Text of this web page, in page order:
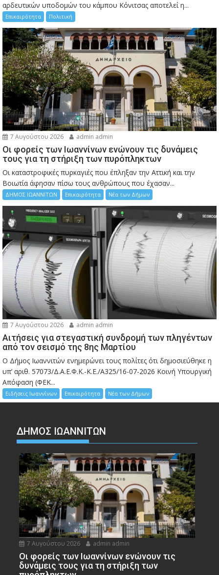
αρδευτικών υποδομών του κάμπου Κόνιτσας αποτελεί η...
Επικαιρότητα Πολιτική
7 Αυγούστου 2026 admin admin
Οι φορείς των Ιωαννίνων ενώνουν τις δυνάμεις
τους για τη στήριξη των πυρόπληκτων
Οι καταστροφικές πυρκαγιές που έπληξαν την Αττική και την
Bοιωτία άφησαν πίσω τους ανθρώπους που έχασαν...
ΔΗΜΟΣ ΙΩΑΝΝΙΤΩΝ Επικαιρότητα Νέα των Δήμων
7 Αυγούστου 2026 admin admin
Αιτήσεις για στεγαστική συνδρομή των πληγέντων
από τον σεισμό της 8ης Μαρτίου
Ο Δήμος Ιωαννιτών ενημερώνει τους πολίτες ότι δημοσιεύθηκε η
υπ’ αριθ. 57073/Δ.Α.Ε.Φ.Κ.-Κ.Ε./Α325/16-07-2026 Κοινή Υπουργική
Απόφαση (ΦΕΚ...
Ειδήσεις Ιωαννίνων Επικαιρότητα Νέα των Δήμων
ΔΗΜΟΣ ΙΩΑΝΝΙΤΩΝ
7 Αυγούστου 2026 admin admin
Οι φορείς των Ιωαννίνων ενώνουν τις
δυνάμεις τους για τη στήριξη των